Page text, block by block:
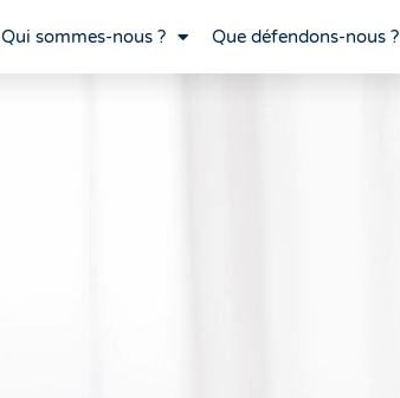
Qui sommes-nous ? Que défendons-nous ?